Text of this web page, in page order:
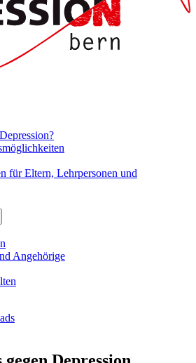
für Eltern, Lehrpersonen und
Angehörige